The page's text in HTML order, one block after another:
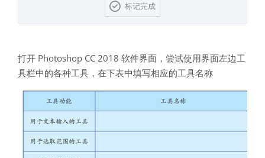
标记完成
打开 Photoshop CC 2018 软件界面，尝试使用界面左边工
具栏中的各种工具，在下表中填写相应的工具名称